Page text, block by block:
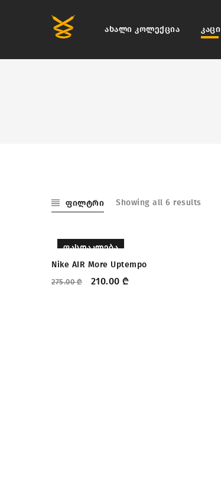
ახალი კოლექცია კაცი
ფილტრი Showing all 6 results
ᲤᲐᲡᲓᲐᲙᲚᲔᲑᲐ
Nike AIR More Uptempo
275.00₾ 210.00 ₾